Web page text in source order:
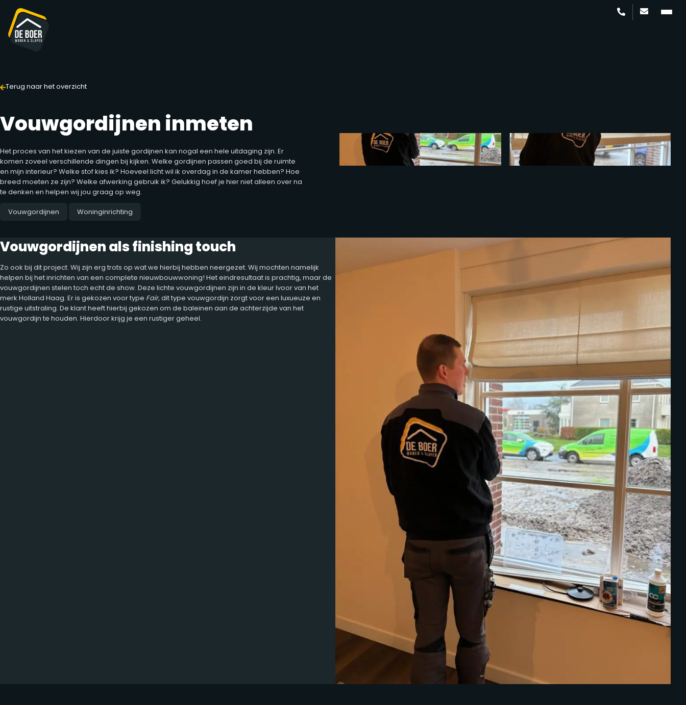
Terug naar het overzicht
Vouwgordijnen inmeten
Het proces van het kiezen van de juiste gordijnen kan nogal een hele uitdaging zijn. Er
komen zoveel verschillende dingen bij kijken. Welke gordijnen passen goed bij de ruimte
en mijn interieur? Welke stof kies ik? Hoeveel licht wil ik overdag in de kamer hebben? Hoe
breed moeten ze zijn? Welke afwerking gebruik ik? Gelukkig hoef je hier niet alleen over na
te denken en helpen wij jou graag op weg.
Vouwgordijnen Woninginrichting
Vouwgordijnen als finishing touch
Zo ook bij dit project. Wij zijn erg trots op wat we hierbij hebben neergezet. Wij mochten namelijk
helpen bij het inrichten van een complete nieuwbouwwoning! Het eindresultaat is prachtig, maar de
vouwgordijnen stelen toch echt de show. Deze lichte vouwgordijnen zijn in de kleur Ivoor van het
merk Holland Haag. Er is gekozen voor type Fair,dit type vouwgordijn zorgt voor een luxueuze en
rustige uitstraling. De klant heeft hierbij gekozen om de baleinen aan de achterzijde van het
vouwgordijn te houden. Hierdoor krijg je een rustiger geheel.